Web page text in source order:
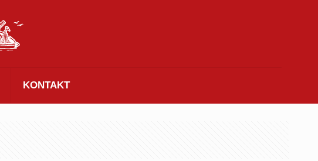
KONTAKT